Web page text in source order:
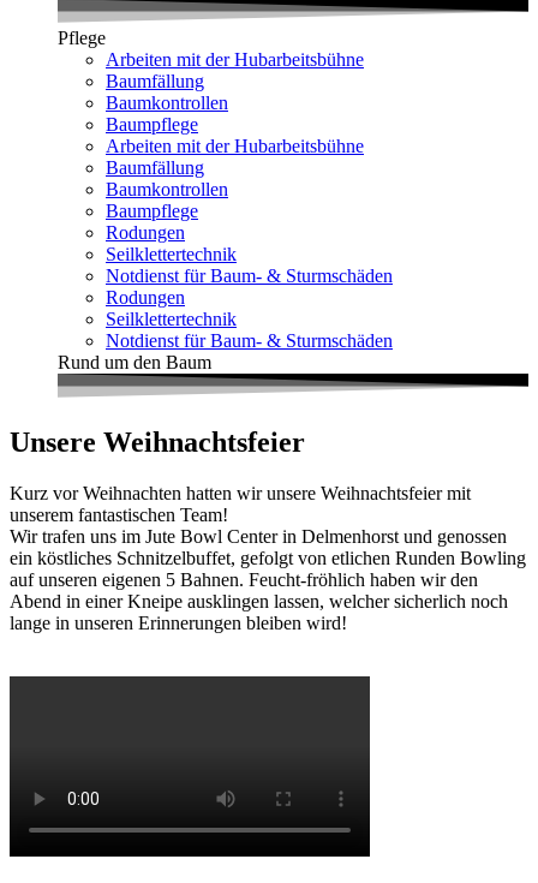
Pflege
Arbeiten mit der Hubarbeitsbühne
Baumfällung
Baumkontrollen
Baumpflege
Arbeiten mit der Hubarbeitsbühne
Baumfällung
Baumkontrollen
Baumpflege
Rodungen
Seilklettertechnik
Notdienst für Baum- & Sturmschäden
Rodungen
Seilklettertechnik
Notdienst für Baum- & Sturmschäden
Rund um den Baum
Unsere Weihnachtsfeier
Kurz vor Weihnachten hatten wir unsere Weihnachtsfeier mit
unserem fantastischen Team!
Wir trafen uns im Jute Bowl Center in Delmenhorst und genossen
ein köstliches Schnitzelbuffet, gefolgt von etlichen Runden Bowling
auf unseren eigenen 5 Bahnen. Feucht-fröhlich haben wir den
Abend in einer Kneipe ausklingen lassen, welcher sicherlich noch
lange in unseren Erinnerungen bleiben wird!